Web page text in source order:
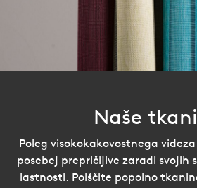
Naše
Poleg visokokakovostnega
posebej prepričljive zaradi svojih
lastnosti. Poiščite popolno